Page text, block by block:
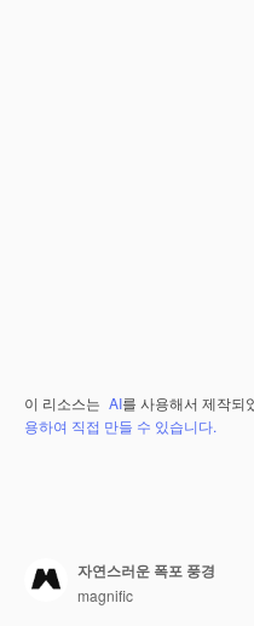
이 리소스는 AI를 사용해서 제작되
용하여 직접 만들 수 있습니다.
자연스러운 폭포 풍경
magnific